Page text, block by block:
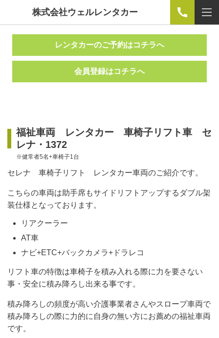
株式会社ウェルレンタカー
レンタカーのご予約はコチラへ
会員登録はコチラへ
福祉車両 レンタカー 車椅子リフト車 セ
レナ・1372
※健常者5名+車椅子1台
セレナ 車椅子リフト レンタカー車両のご紹介です。
こちらの車両は助手席もサイドリフトアップするダブル架
装仕様となっております。
リアクーラー
AT車
ナビ+ETC+バックカメラ+ドラレコ
リフト車の特徴は車椅子を積み入れる際に力を要さない
事・安全に積み降ろし出来る事です。
積み降ろしの頻度が高い介護事業者さんやスロープ車両で
積み降ろしの際に力的に自身の無い方にお薦めの福祉車両
です。